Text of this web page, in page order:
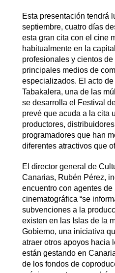
Esta presentación tendrá
septiembre, cuatro días
esta gran cita con el cine
habitualmente en la
profesionales y cientos
principales medios de
especializados. El acto
Tabakalera, una de las
se desarrolla el Festival
prevé que acuda a la cita
productores,
programadores que han
diferentes atractivos que
El director general de
Canarias, Rubén Pérez,
encuentro con agentes de
cinematográfica “se
subvenciones a la
existen en las Islas de la
Gobierno, una iniciativa
atraer otros apoyos hacia
están gestando en
de los fondos de